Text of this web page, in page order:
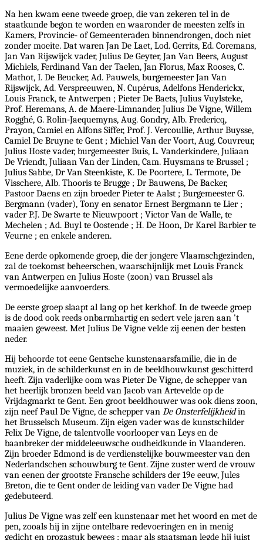
Na hen kwam eene tweede groep, die van zekeren tel in de
staatkunde begon te worden en waaronder de meesten zelfs in
Kamers, Provincie- of Gemeenteraden binnendrongen, doch niet
zonder moeite. Dat waren Jan De Laet, Lod. Gerrits, Ed. Coremans,
Jan Van Rijswijck vader, Julius De Geyter, Jan Van Beers, August
Michiels, Ferdinand Van der Taelen, Jan Florus, Max Rooses, C.
Mathot, I. De Beucker, Ad. Pauwels, burgemeester Jan Van
Rijswijck, Ad. Verspreeuwen, N. Cupérus, Adelfons Henderickx,
Louis Franck, te Antwerpen ; Pieter De Baets, Julius Vuylsteke,
Prof. Heremans, A. de Maere-Limnander, Julius De Vigne, Willem
Rogghé, G. Rolin-Jaequemyns, Aug. Gondry, Alb. Fredericq,
Prayon, Camiel en Alfons Siffer, Prof. J. Vercoullie, Arthur Buysse,
Camiel De Bruyne te Gent ; Michiel Van der Voort, Aug. Couvreur,
Julius Hoste vader, burgemeester Buis, L. Vanderkindere, Juliaan
De Vriendt, Juliaan Van der Linden, Cam. Huysmans te Brussel ;
Julius Sabbe, Dr Van Steenkiste, K. De Poortere, L. Termote, De
Visschere, Alb. Thooris te Brugge ; Dr Bauwens, De Backer,
Pastoor Daens en zijn broeder Pieter te Aalst ; Burgemeester G.
Bergmann (vader), Tony en senator Ernest Bergmann te Lier ;
vader P.J. De Swarte te Nieuwpoort ; Victor Van de Walle, te
Mechelen ; Ad. Buyl te Oostende ; H. De Hoon, Dr Karel Barbier te
Veurne ; en enkele anderen.
Eene derde opkomende groep, die der jongere Vlaamschgezinden,
zal de toekomst beheerschen, waarschijnlijk met Louis Franck
van Antwerpen en Julius Hoste (zoon) van Brussel als
vermoedelijke aanvoerders.
De eerste groep slaapt al lang op het kerkhof. In de tweede groep
is de dood ook reeds onbarmhartig en sedert vele jaren aan 't
maaien geweest. Met Julius De Vigne velde zij eenen der besten
neder.
Hij behoorde tot eene Gentsche kunstenaarsfamilie, die in de
muziek, in de schilderkunst en in de beeldhouwkunst geschitterd
heeft. Zijn vaderlijke oom was Pieter De Vigne, de schepper van
het heerlijk bronzen beeld van Jacob van Artevelde op de
Vrijdagmarkt te Gent. Een groot beeldhouwer was ook diens zoon,
zijn neef Paul De Vigne, de schepper van De Onsterfelijkheidin
het Brusselsch Museum. Zijn eigen vader was de kunstschilder
Felix De Vigne, de talentvolle voorlooper van Leys en de
baanbreker der middeleeuwsche oudheidkunde in Vlaanderen.
Zijn broeder Edmond is de verdienstelijke bouwmeester van den
Nederlandschen schouwburg te Gent. Zijne zuster werd de vrouw
van eenen der grootste Fransche schilders der 19e eeuw, Jules
Breton, die te Gent onder de leiding van vader De Vigne had
gedebuteerd.
Julius De Vigne was zelf een kunstenaar met het woord en met de
pen, zooals hij in zijne ontelbare redevoeringen en in menig
gedicht en prozastuk bewees ; maar als staatsman legde hij juist